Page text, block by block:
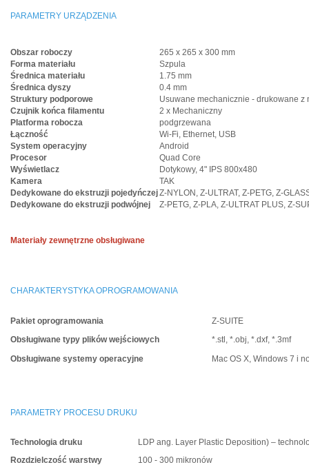
PARAMETRY URZĄDZENIA
Obszar roboczy
265 x 265 x 300 mm
Forma materiału
Szpula
Średnica materiału
1.75 mm
Średnica dyszy
0.4 mm
Struktury podporowe
Usuwane mechanicznie - drukowane z
Czujnik końca filamentu
2 x Mechaniczny
Platforma robocza
podgrzewana
Łączność
Wi-Fi, Ethernet, USB
System operacyjny
Android
Procesor
Quad Core
Wyświetlacz
Dotykowy, 4" IPS 800x480
Kamera
TAK
Dedykowane do ekstruzji pojedyńczejZ-NYLON, Z-ULTRAT, Z-PETG, Z-
Dedykowane do ekstruzji podwójnej
Z-PETG, Z-PLA, Z-ULTRAT PLUS, Z-
Materiały zewnętrzne obsługiwane
CHARAKTERYSTYKA OPROGRAMOWANIA
Pakiet oprogramowania
Z-SUITE
Obsługiwane typy plików wejściowych
*.stl, *.obj, *.dxf, *.3mf
Obsługiwane systemy operacyjne
Mac OS X, Windows 7 i
PARAMETRY PROCESU DRUKU
Technologia druku
LDP ang. Layer Plastic Deposition) –
Rozdzielczość warstwy
100 - 300 mikronów